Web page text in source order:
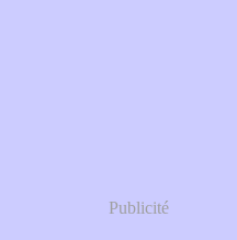
Publicité